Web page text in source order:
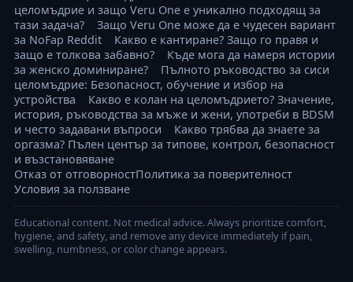
целомъдрие и защо Veru One е уникално подходящ за
тази задача?
Защо Veru One може да е чудесен вариант
за NoFap Reddit
Какво е кантиране? Защо го правя и
защо е толкова забавно?
Къде мога да намеря истории
за женско доминиране?
Пълното ръководство за сиси
целомъдрие: Безопасност, обучение и избор на
устройства
Какво е колан на целомъдрието? Значение,
история, ръководства за мъже и жени, употреби в BDSM
и често задавани въпроси
Какво трябва да знаете за
оргазма? Пълен център за типове, контрол, безопасност
и възстановяване
Отказ от отговорностПолитика за поверителност
Условия за ползване
Educational content. Not medical advice. Always prioritize comfort,
hygiene, and safety, and remove any device immediately if pain,
swelling, numbness, or color change appears.